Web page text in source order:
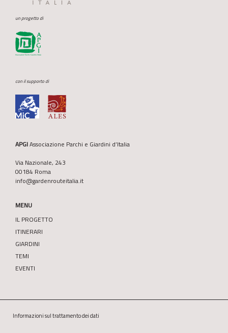
un progetto di
con il supporto di
APGIAssociazione Parchi e Giardini d’Italia
Via Nazionale, 243
00184 Roma
info@gardenrouteitalia.it
MENU
IL PROGETTO
ITINERARI
GIARDINI
TEMI
EVENTI
Informazioni sul trattamento dei dati